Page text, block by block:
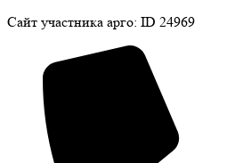
Сайт участника арго: ID 24969